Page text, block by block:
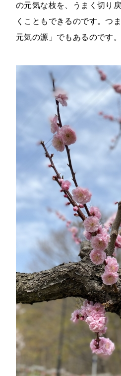
の元気な枝を、うまく切り
くこともできるのです。つ
元気の源」でもあるのです。